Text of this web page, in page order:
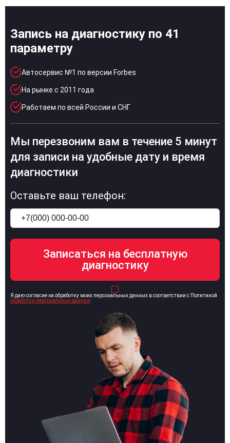
Запись на диагностику по 41
параметру
Автосервис №1 по версии Forbes
На рынке с 2011 года
Работаем по всей России и СНГ
Мы перезвоним вам в течение 5 минут
для записи на удобные дату и время
диагностики
Оставьте ваш телефон:
Я даю согласие на обработку моих персональных данных в соответствии с Политикой
обработки персональных данных